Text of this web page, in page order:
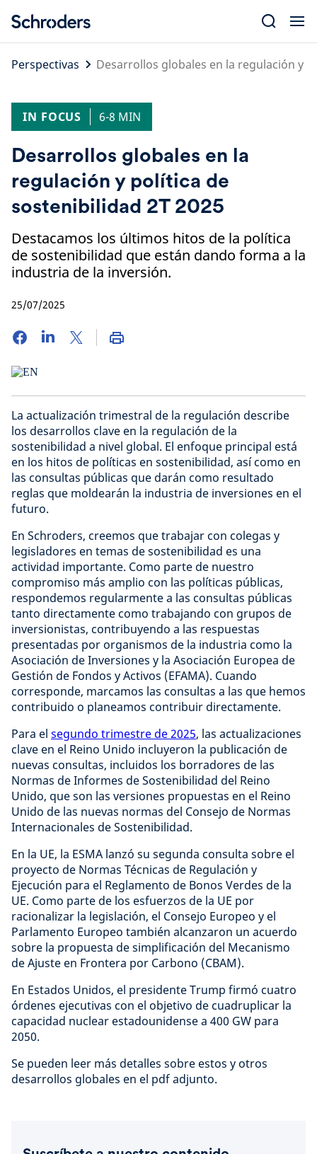
content
Perspectivas
Desarrollos globales en la regulación y
IN FOCUS 6-8 MIN
Desarrollos globales en la
regulación y política de
sostenibilidad 2T 2025
Destacamos los últimos hitos de la política
de sostenibilidad que están dando forma a la
industria de la inversión.
25/07/2025
La actualización trimestral de la regulación describe
los desarrollos clave en la regulación de la
sostenibilidad a nivel global. El enfoque principal está
en los hitos de políticas en sostenibilidad, así como en
las consultas públicas que darán como resultado
reglas que moldearán la industria de inversiones en el
futuro.
En Schroders, creemos que trabajar con colegas y
legisladores en temas de sostenibilidad es una
actividad importante. Como parte de nuestro
compromiso más amplio con las políticas públicas,
respondemos regularmente a las consultas públicas
tanto directamente como trabajando con grupos de
inversionistas, contribuyendo a las respuestas
presentadas por organismos de la industria como la
Asociación de Inversiones y la Asociación Europea de
Gestión de Fondos y Activos (EFAMA). Cuando
corresponde, marcamos las consultas a las que hemos
contribuido o planeamos contribuir directamente.
Para el segundo trimestre de 2025, las actualizaciones
clave en el Reino Unido incluyeron la publicación de
nuevas consultas, incluidos los borradores de las
Normas de Informes de Sostenibilidad del Reino
Unido, que son las versiones propuestas en el Reino
Unido de las nuevas normas del Consejo de Normas
Internacionales de Sostenibilidad.
En la UE, la ESMA lanzó su segunda consulta sobre el
proyecto de Normas Técnicas de Regulación y
Ejecución para el Reglamento de Bonos Verdes de la
UE. Como parte de los esfuerzos de la UE por
racionalizar la legislación, el Consejo Europeo y el
Parlamento Europeo también alcanzaron un acuerdo
sobre la propuesta de simplificación del Mecanismo
de Ajuste en Frontera por Carbono (CBAM).
En Estados Unidos, el presidente Trump firmó cuatro
órdenes ejecutivas con el objetivo de cuadruplicar la
capacidad nuclear estadounidense a 400 GW para
2050.
Se pueden leer más detalles sobre estos y otros
desarrollos globales en el pdf adjunto.